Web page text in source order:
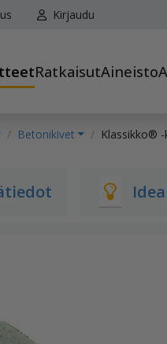
Kirjaudu
RatkaisutAineisto
Betonikivet Klassikko® -